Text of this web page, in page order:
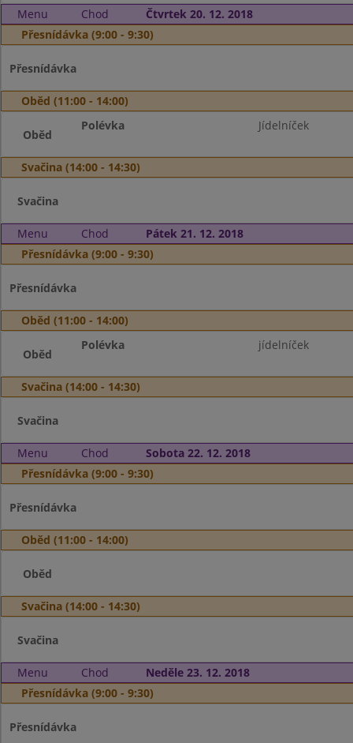
Menu Chod
Čtvrtek 20. 12. 2018
Přesnídávka (9:00 - 9:30)
Přesnídávka
Oběd (11:00 - 14:00)
Oběd
Polévka Jídelníček
Svačina (14:00 - 14:30)
Svačina
Menu Chod
Pátek 21. 12. 2018
Přesnídávka (9:00 - 9:30)
Přesnídávka
Oběd (11:00 - 14:00)
Oběd
Polévka jídelníček
Svačina (14:00 - 14:30)
Svačina
Menu Chod
Sobota 22. 12. 2018
Přesnídávka (9:00 - 9:30)
Přesnídávka
Oběd (11:00 - 14:00)
Oběd
Svačina (14:00 - 14:30)
Svačina
Menu Chod
Neděle 23. 12. 2018
Přesnídávka (9:00 - 9:30)
Přesnídávka